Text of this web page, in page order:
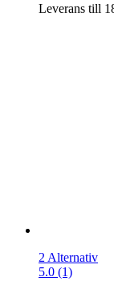
Leverans till
2 Alternativ
5.0 (1)